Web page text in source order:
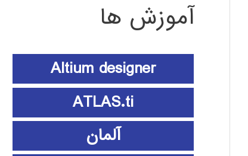
آموزش ها
Altium designer
ATLAS.ti
آلمان